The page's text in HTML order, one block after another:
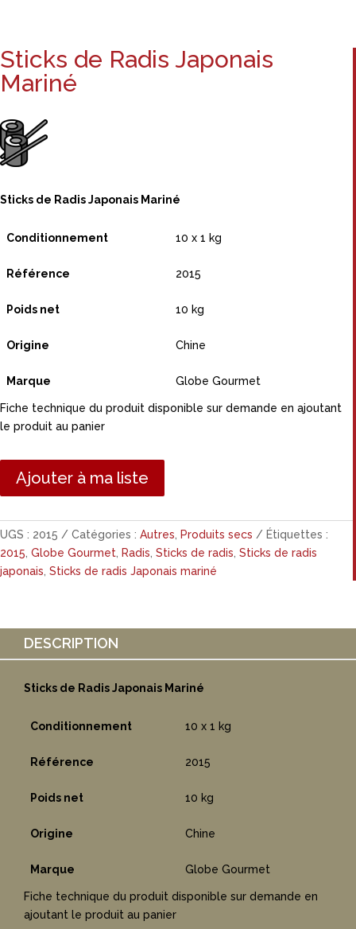
Sticks de Radis Japonais
Mariné
Sticks de Radis Japonais Mariné
Conditionnement 10 x 1 kg
Référence 2015
Poids net 10 kg
Origine Chine
Marque Globe Gourmet
Fiche technique du produit disponible sur demande en ajoutant
le produit au panier
Ajouter à ma liste
UGS : 2015 Catégories : Autres Produits secs
Étiquettes :
2015 Globe Gourmet Radis Sticks de radis Sticks de radis
japonais Sticks de radis Japonais mariné
DESCRIPTION
Sticks de Radis Japonais Mariné
Conditionnement 10 x 1 kg
Référence 2015
Poids net 10 kg
Origine Chine
Marque Globe Gourmet
Fiche technique du produit disponible sur demande en
ajoutant le produit au panier